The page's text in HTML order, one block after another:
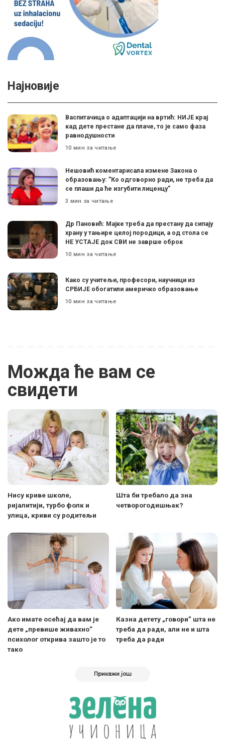
Најновије
Васпитачица о адаптацији на вртић: НИЈЕ крај
кад дете престане да плаче, то је само фаза
равнодушности
10 мин за читање
Нешовић коментарисала измене Закона о
образовању: ”Ко одговорно ради, не треба да
се плаши да ће изгубити лиценцу”
3 мин за читање
Др Пановић: Мајке треба да престану да сипају
храну у тањире целој породици, а од стола се
НЕ УСТАЈЕ док СВИ не заврше оброк
10 мин за читање
Како су учитељи, професори, научници из
СРБИЈЕ обогатили америчко образовање
10 мин за читање
Можда ће вам се
свидети
Нису криве школе,
ријалитији, турбо фолк и
улица, криви су родитељи
Шта би требало да зна
четворогодишњак?
Ако имате осећај да вам је
дете „превише живахно“
психолог открива зашто је то
тако
Казна детету „говори” шта не
треба да ради, али не и шта
треба да ради
Прикажи још